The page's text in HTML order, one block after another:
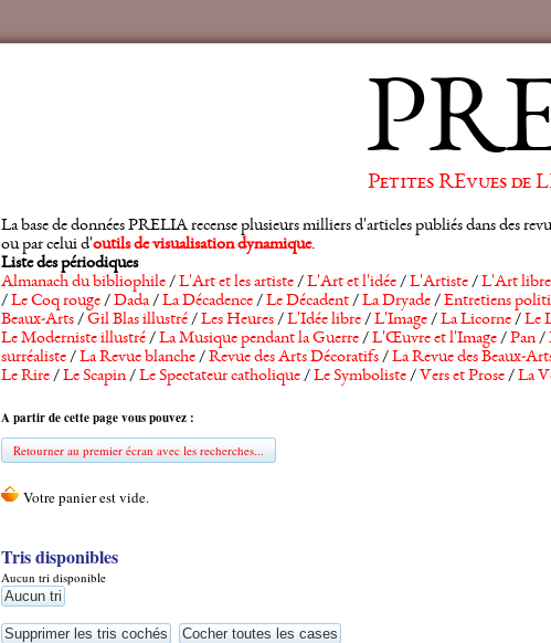
Petites REvues
La base de données PRELIA recense plusieurs milliers d'articles publiés dans des
ou par celui d'outils de visualisation dynamique.
Liste des périodiques
Almanach du bibliophile/L'Art et les artiste/L'Art et l'idée/L'Artiste/L'Art libre
/Le Coq rouge/Dada/La Décadence/Le Décadent/La Dryade/Entretiens
Beaux-Arts/Gil Blas illustré/Les Heures/L'Idée libre/L'Image/La Licorne/Le
Le Moderniste illustré/La Musique pendant la Guerre/L'Œuvre et l'Image/Pan/
surréaliste/La Revue blanche/Revue des Arts Décoratifs/La Revue des Beaux-
Le Rire/Le Scapin/Le Spectateur catholique/Le Symboliste/ Vers et Prose/La
A partir de cette page vous pouvez :
Retourner au premier écran avec les recherches...
Tris disponibles
Aucun tri disponible